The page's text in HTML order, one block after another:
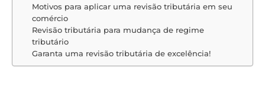
Motivos para aplicar uma revisão tributária em seu
comércio
Revisão tributária para mudança de regime
tributário
Garanta uma revisão tributária de excelência!